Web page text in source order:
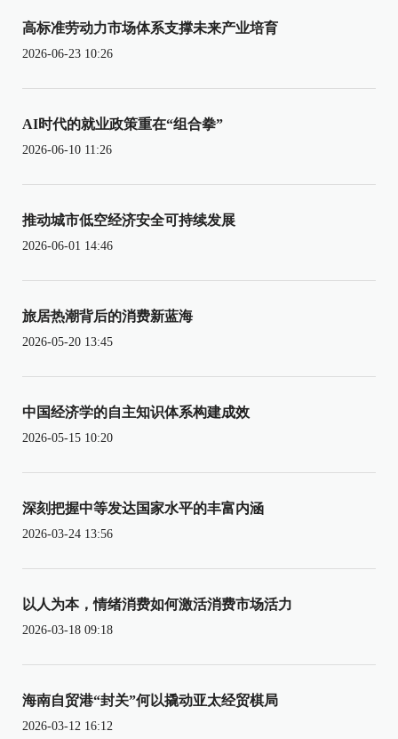
高标准劳动力市场体系支撑未来产业培育
2026-06-23 10:26
AI时代的就业政策重在“组合拳”
2026-06-10 11:26
推动城市低空经济安全可持续发展
2026-06-01 14:46
旅居热潮背后的消费新蓝海
2026-05-20 13:45
中国经济学的自主知识体系构建成效
2026-05-15 10:20
深刻把握中等发达国家水平的丰富内涵
2026-03-24 13:56
以人为本，情绪消费如何激活消费市场活力
2026-03-18 09:18
海南自贸港“封关”何以撬动亚太经贸棋局
2026-03-12 16:12